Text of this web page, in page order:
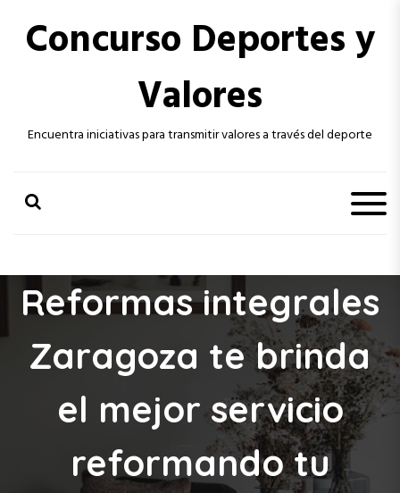
Concurso Deportes y
Valores
Encuentra iniciativas para transmitir valores a través del deporte
Reformas integrales
Zaragoza te brinda
el mejor servicio
reformando tu